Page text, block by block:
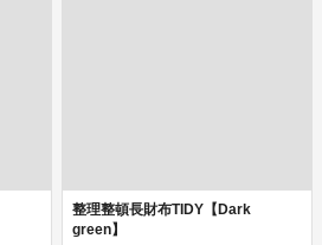
整理整頓長財布TIDY【Dark
green】